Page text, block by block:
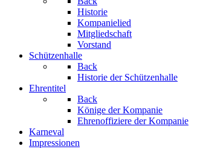
Historie
Kompanielied
Mitgliedschaft
Vorstand
Schützenhalle
Back
Historie der Schützenhalle
Ehrentitel
Back
Könige der Kompanie
Ehrenoffiziere der Kompanie
Karneval
Impressionen